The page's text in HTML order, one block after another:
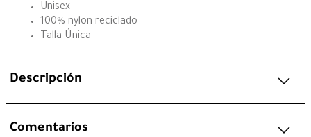
Unisex
100% nylon reciclado
Talla Única
Descripción
Comentarios